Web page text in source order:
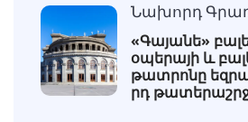
Նախորդ
«Գայանե»
օպերայի և
թատրոնը
րդ